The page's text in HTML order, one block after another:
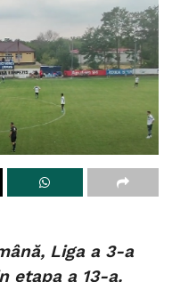
Liga a 3-a
etapa a 13-a.